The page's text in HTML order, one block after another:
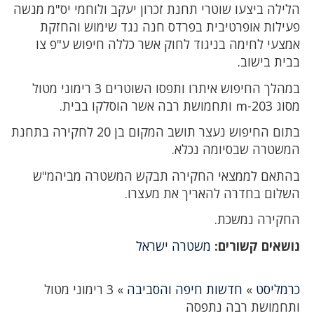
הלילה ביצעו שוטרי תחנת זכרון יעקב ולוחמי יס"מ מנשה
פעילות אופרטיבית בפרדס חנה נגד שימוש והחזקת
אמצעי לחימה בניגוד לחוק אשר כללה חיפוש ע"פ צו
בבית בישוב.
במהלך החיפוש איתרו ותפסו השוטרים 3 רימוני מטול
מסוג m-203 ותחמושת רבה אשר הוסלקו בבית.
בתום החיפוש נעצר תושב המקום בן 20 לחקירה בתחנת
המשטרה שבסיומה נכלא.
בהתאם לממצאי החקירה תבקש המשטרה מביהמ"ש
השלום בחדרה להאריך את מעצרו.
החקירה נמשכת.
נושאים קשורים: משטרה ישראל
כרמליסט » חדשות חיפה והסביבה »
3 רימוני מטול
ותחמושת רבה נתפסה